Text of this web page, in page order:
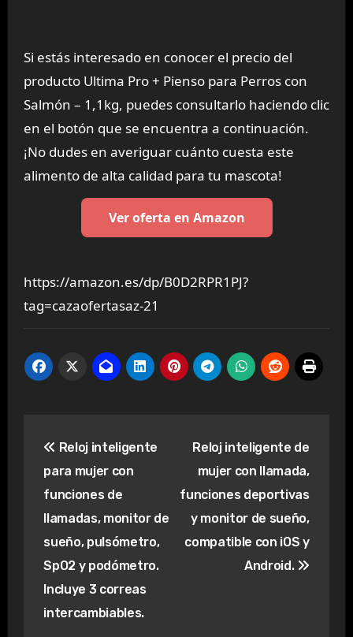
Si estás interesado en conocer el precio del
producto Ultima Pro + Pienso para Perros con
Salmón – 1,1kg, puedes consultarlo haciendo clic
en el botón que se encuentra a continuación.
¡No dudes en averiguar cuánto cuesta este
alimento de alta calidad para tu mascota!
Ver oferta en Amazon
https://amazon.es/dp/B0D2RPR1PJ?
tag=cazaofertasaz-21
de
entradas
Reloj inteligente
para mujer con
funciones de
llamadas, monitor de
sueño, pulsómetro,
SpO2 y podómetro.
Incluye 3 correas
intercambiables.
Reloj inteligente de
mujer con llamada,
funciones deportivas
y monitor de sueño,
compatible con iOS y
Android.